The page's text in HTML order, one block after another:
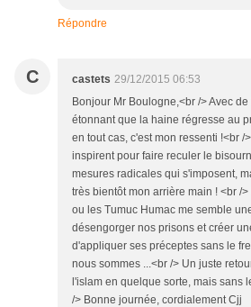
Répondre
C castets 29/12/2015 06:53
Bonjour Mr Boulogne,<br /> Avec
étonnant que la haine régresse au
en tout cas, c'est mon ressenti !<br /
inspirent pour faire reculer le
mesures radicales qui s'imposent,
très bientôt mon arrière main ! <br /
ou les Tumuc Humac me semble
désengorger nos prisons et créer
d'appliquer ses préceptes sans le
nous sommes ...<br /> Un juste
l'islam en quelque sorte, mais sans
/> Bonne journée, cordialement Cjj